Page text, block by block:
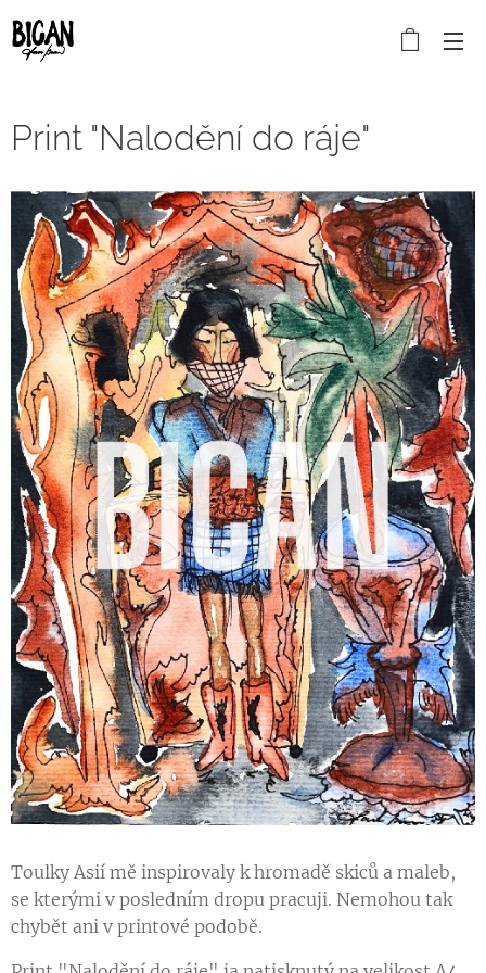
Print "Nalodění do ráje"
Toulky Asií mě inspirovaly k hromadě skiců a maleb,
se kterými v posledním dropu pracuji. Nemohou tak
chybět ani v printové podobě.